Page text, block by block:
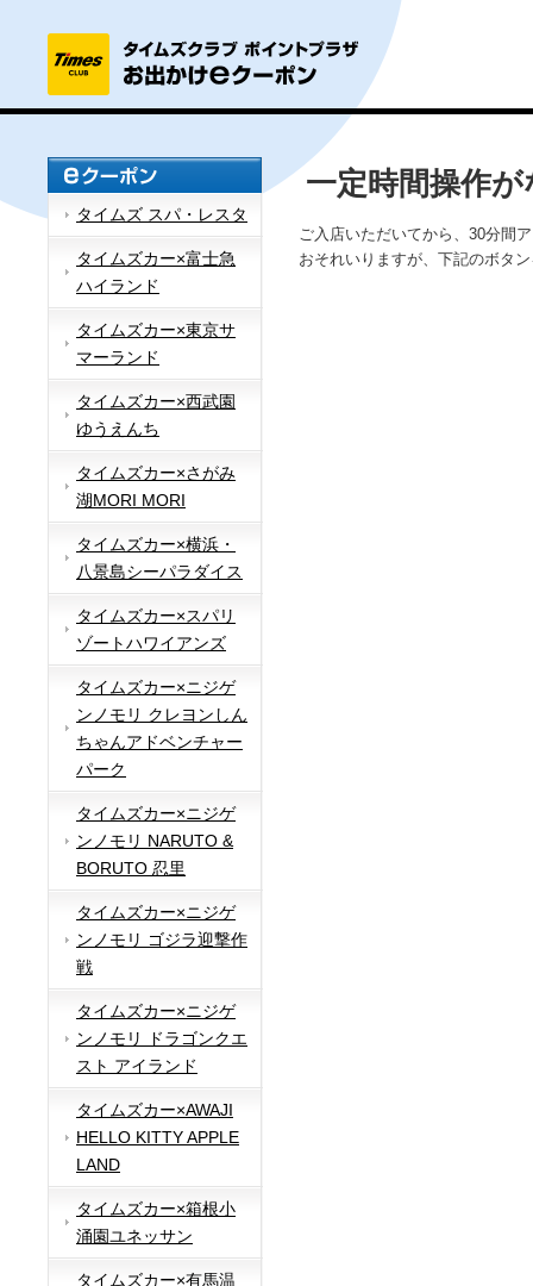
タイムズ スパ・レスタ
タイムズカー×富士急
ハイランド
タイムズカー×東京サ
マーランド
タイムズカー×西武園
ゆうえんち
タイムズカー×さがみ
湖MORI MORI
タイムズカー×横浜・
八景島シーパラダイス
タイムズカー×スパリ
ゾートハワイアンズ
タイムズカー×ニジゲ
ンノモリ クレヨンしん
ちゃんアドベンチャー
パーク
タイムズカー×ニジゲ
ンノモリ NARUTO &
BORUTO 忍里
タイムズカー×ニジゲ
ンノモリ ゴジラ迎撃作
戦
タイムズカー×ニジゲ
ンノモリ ドラゴンクエ
スト アイランド
タイムズカー×AWAJI
HELLO KITTY APPLE
LAND
タイムズカー×箱根小
涌園ユネッサン
タイムズカー×有馬温
一定時間操作
ご入店いただいてから、30分間
おそれいりますが、下記のボタ